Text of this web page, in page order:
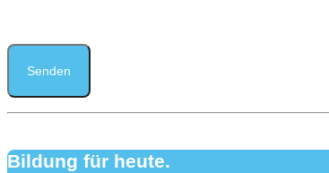
Bildung für heute.